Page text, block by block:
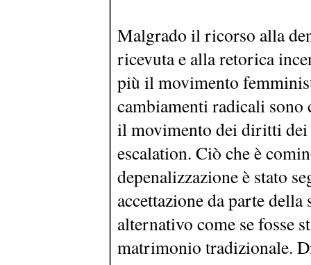
Malgrado il ricorso alla
ricevuta e alla retorica
più il movimento
cambiamenti radicali
il movimento dei diritti dei
escalation. Ciò che è
depenalizzazione è stato
accettazione da parte
alternativo come se fosse
matrimonio tradizionale.